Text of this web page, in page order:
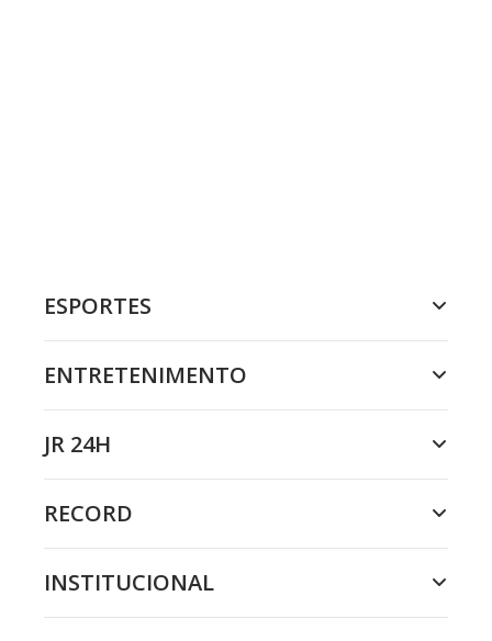
ESPORTES
ENTRETENIMENTO
JR 24H
RECORD
INSTITUCIONAL